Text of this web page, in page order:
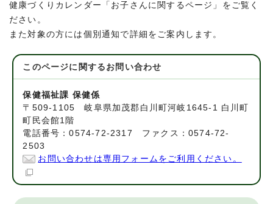
健康づくりカレンダー「お子さんに関するページ」をご覧く
ださい。
また対象の方には個別通知で詳細をご案内します。
このページに関する お問い合わせ
保健福祉課 保健係
〒509-1105 岐阜県加茂郡白川町河岐1645-1 白川町
町民会館1階
電話番号：0574-72-2317 ファクス：0574-72-
2503
お問い合わせは専用フォームをご利用ください。